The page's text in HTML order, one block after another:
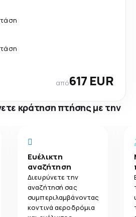
από617 EUR
κράτηση πτήσης με την
Ευέλικτη
αναζήτηση
Διευρύνετε την
αναζήτησή σας
συμπεριλαμβάνοντας
κοντινά αεροδρόμια